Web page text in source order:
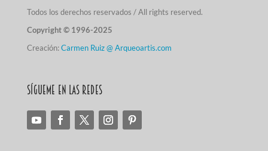
Todos los derechos reservados / All rights reserved.
Copyright © 1996-2025
Creación:Carmen Ruiz @ Arqueoartis.com
Sígueme en las redes